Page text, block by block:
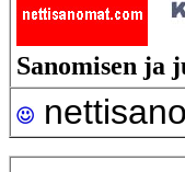
Sanomisen ja